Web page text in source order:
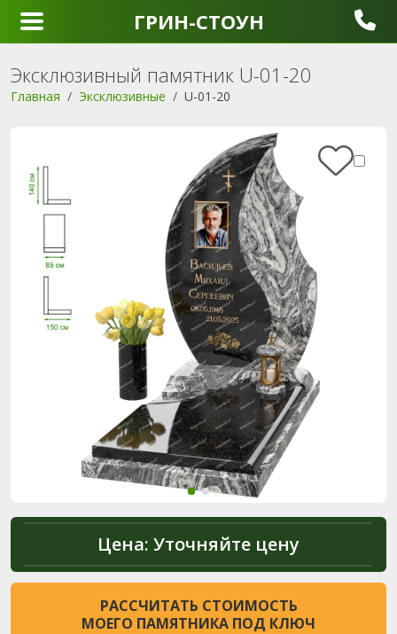
ГРИН-СТОУН
Эксклюзивный памятник U-01-20
Главная Эксклюзивные U-01-20
Цена: Уточняйте цену
РАССЧИТАТЬ СТОИМОСТЬ
МОЕГО ПАМЯТНИКА ПОД КЛЮЧ